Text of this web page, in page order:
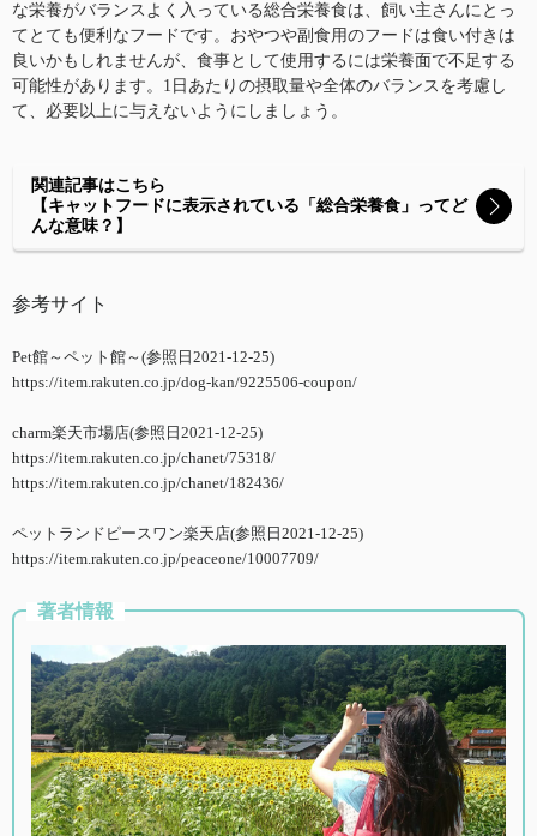
な栄養がバランスよく入っている総合栄養食は、飼い主さんにとっ
てとても便利なフードです。おやつや副食用のフードは食い付きは
良いかもしれませんが、食事として使用するには栄養面で不足する
可能性があります。1日あたりの摂取量や全体のバランスを考慮し
て、必要以上に与えないようにしましょう。
関連記事はこちら
【キャットフードに表示されている「総合栄養食」ってど
んな意味？】
参考サイト
Pet館～ペット館～(参照日2021-12-25)
https://item.rakuten.co.jp/dog-kan/9225506-coupon/
charm楽天市場店(参照日2021-12-25)
https://item.rakuten.co.jp/chanet/75318/
https://item.rakuten.co.jp/chanet/182436/
ペットランドピースワン楽天店(参照日2021-12-25)
https://item.rakuten.co.jp/peaceone/10007709/
著者情報